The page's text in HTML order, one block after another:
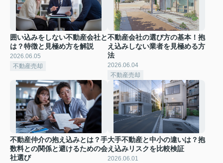
囲い込みをしない不動産会社と
は？特徴と見極め方を解説
2026.06.05
不動産売却
不動産会社の選び方の基本！抱
え込みしない業者を見極める方
法
2026.06.04
不動産売却
不動産仲介の抱え込みとは？手
数料との関係と避けるための会
社選び
大手不動産と中小の違いは？抱
え込みリスクを比較検証
2026.06.01